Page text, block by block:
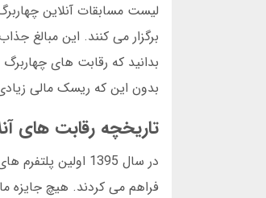
لیست مسابقات آنلاین
برگزار می کنند. این مبالغ
بدانید که رقابت های
بدون این که ریسک مالی
تاریخچه رقابت های آنلاین
در سال 1395
فراهم می کردند. هیچ جایزه